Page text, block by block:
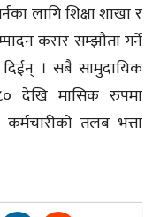
लागि शिक्षा शाखा र
करार सम्झौता गर्ने
। सबै सामुदायिक
देखि मासिक रुपमा
तलब भत्ता